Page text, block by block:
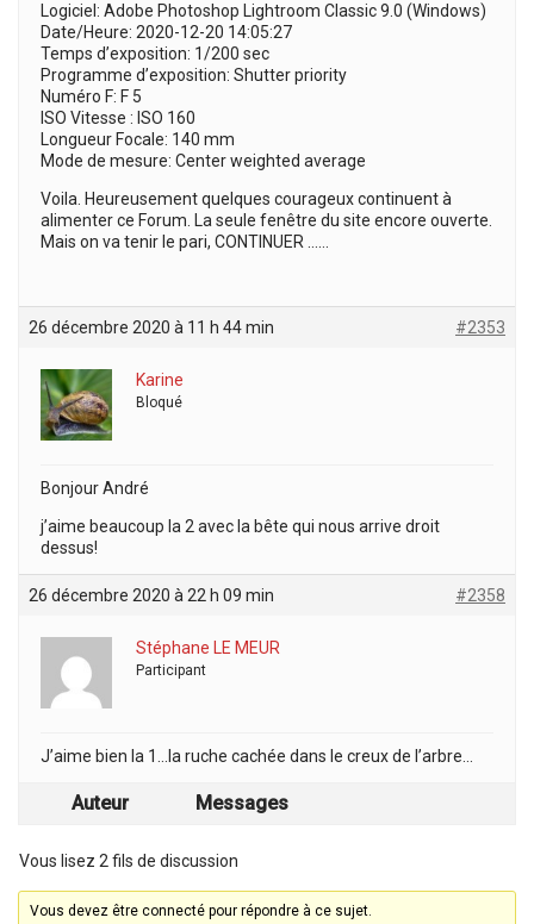
Logiciel: Adobe Photoshop Lightroom Classic 9.0 (Windows)
Date/Heure: 2020-12-20 14:05:27
Temps d’exposition: 1/200 sec
Programme d’exposition: Shutter priority
Numéro F: F 5
ISO Vitesse : ISO 160
Longueur Focale: 140 mm
Mode de mesure: Center weighted average
Voila. Heureusement quelques courageux continuent à
alimenter ce Forum. La seule fenêtre du site encore ouverte.
Mais on va tenir le pari, CONTINUER ……
26 décembre 2020 à 11 h 44 min #2353
Karine
Bloqué
Bonjour André
j’aime beaucoup la 2 avec la bête qui nous arrive droit
dessus!
26 décembre 2020 à 22 h 09 min #2358
Stéphane LE MEUR
Participant
J’aime bien la 1…la ruche cachée dans le creux de l’arbre…
Auteur Messages
Vous lisez 2 fils de discussion
Vous devez être connecté pour répondre à ce sujet.